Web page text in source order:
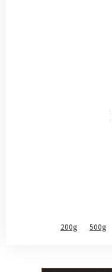
200g 500g